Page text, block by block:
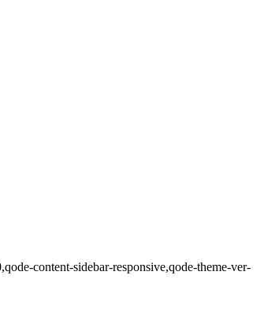
content-sidebar-responsive,qode-theme-ver-